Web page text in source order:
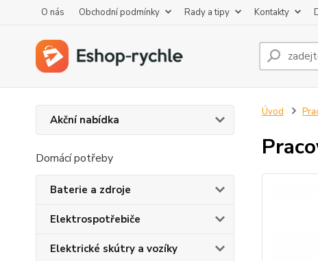
O nás Obchodní podmínky Rady a tipy Kontakty
Akční nabídka
Domácí potřeby
Baterie a zdroje
Elektrospotřebiče
Elektrické skútry a vozíky
Úvod